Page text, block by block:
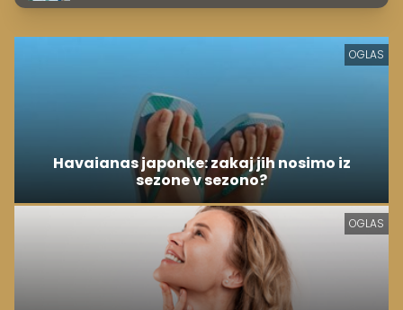
OGLAS
Havaianas japonke: zakaj jih nosimo iz
sezone v sezono?
OGLAS